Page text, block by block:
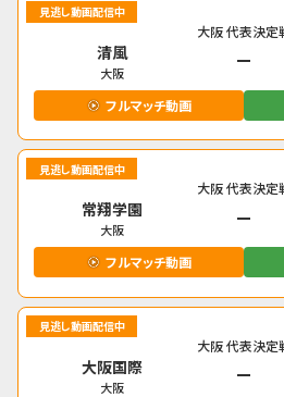
見逃し動画配信中
大阪代表決定
清風
大阪
フルマッチ動画
見逃し動画配信中
大阪代表決定
常翔学園
大阪
フルマッチ動画
見逃し動画配信中
大阪代表決定
大阪国際
大阪